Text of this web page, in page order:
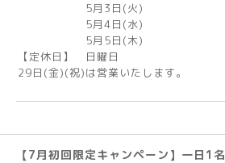
5月3日(火)
5月4日(水)
5月5日(木)
【定休日】 日曜日
29日(金)(祝)は営業いたします。
【7月初回限定キャンペーン】一日1名